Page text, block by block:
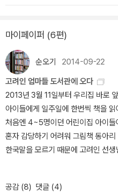
밤...베이킹에 돌입했답니다제일 먼저
루베리 스콘이라고 나와있지만블루
다고 생각한 라즈베리와 초코칩을
블루베리 스콘의 레시피를 조금 변
니다푸드 프로세서를 이용하면 스콘
음으로 만든 아이는 마요님의 산딸기
없어서..구입한 미니 페이스트리 쉘
주고그위에다 딸기와 블루베리 다이
나..달라도 너무 다르죠..좌절모드로
그럴 뿐이라고 자신을 위로하면서확
를 위한 냉장 휴지후 잘라서 다시
이런...오븐에서 구어진 쿠키를 꺼내
마이페이퍼 (6편)
순오기 2014-09-22
고려인 엄마들 도서관에 오다
2013년 3월 11일부터 우리집 바로
아이들에게 일주일에 한번씩 책을
처음엔 4~5명이던 어린이집 아이
혼자 감당하기 어려워 그림책 동아
한국말을 모르기 때문에 고려인 선
겠다 싶으면서도 실천이 안된다.
접기 ▲ 일지를 확인해보니 그동안 읽어준 책이 거의 60권이 된
공감 (8) 댓글 (4)